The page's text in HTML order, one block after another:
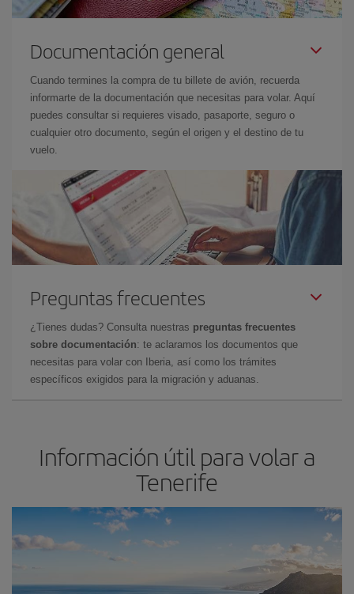
Documentación general
Cuando termines la compra de tu billete de avión, recuerda
informarte de la documentación que necesitas para volar. Aquí
puedes consultar si requieres visado, pasaporte, seguro o
cualquier otro documento, según el origen y el destino de tu
vuelo.
Preguntas frecuentes
¿Tienes dudas? Consulta nuestras preguntas frecuentes
sobre documentación: te aclaramos los documentos que
necesitas para volar con Iberia, así como los trámites
específicos exigidos para la migración y aduanas.
Información útil para volar a
Tenerife